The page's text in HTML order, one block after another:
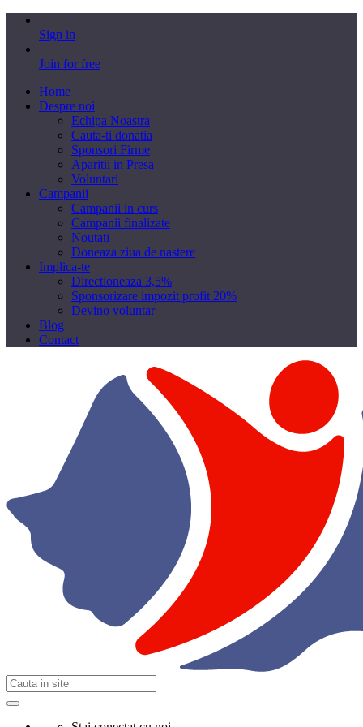
Sign in
Join for free
Home
Despre noi
Echipa Noastra
Cauta-ti donatia
Sponsori Firme
Aparitii in Presa
Voluntari
Campanii
Campanii in curs
Campanii finalizate
Noutati
Doneaza ziua de nastere
Implica-te
Directioneaza 3,5%
Sponsorizare impozit profit 20%
Devino voluntar
Blog
Contact